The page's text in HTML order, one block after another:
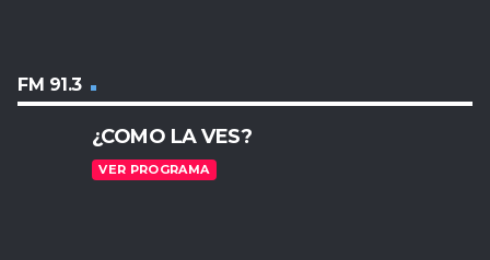
FM 91.3
¿COMO LA VES?
VER PROGRAMA